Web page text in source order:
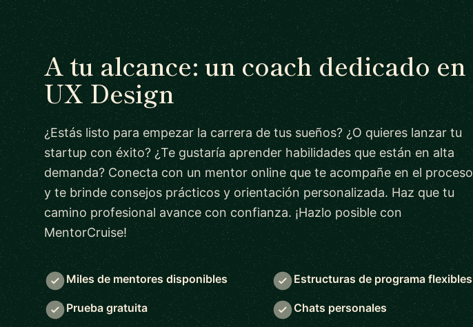
A tu alcance: un coach dedicado en
UX Design
¿Estás listo para empezar la carrera de tus sueños? ¿O quieres lanzar tu
startup con éxito? ¿Te gustaría aprender habilidades que están en alta
demanda? Conecta con un mentor online que te acompañe en el proceso
y te brinde consejos prácticos y orientación personalizada. Haz que tu
camino profesional avance con confianza. ¡Hazlo posible con
MentorCruise!
Miles de mentores disponibles Estructuras de programa flexibles
Prueba gratuita Chats personales